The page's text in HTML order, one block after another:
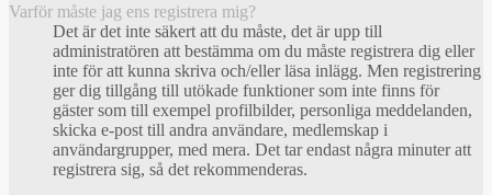
Varför måste jag ens registrera mig?
Det är det inte säkert att du måste, det är upp till
administratören att bestämma om du måste registrera dig eller
inte för att kunna skriva och/eller läsa inlägg. Men registrering
ger dig tillgång till utökade funktioner som inte finns för
gäster som till exempel profilbilder, personliga meddelanden,
skicka e-post till andra användare, medlemskap i
användargrupper, med mera. Det tar endast några minuter att
registrera sig, så det rekommenderas.